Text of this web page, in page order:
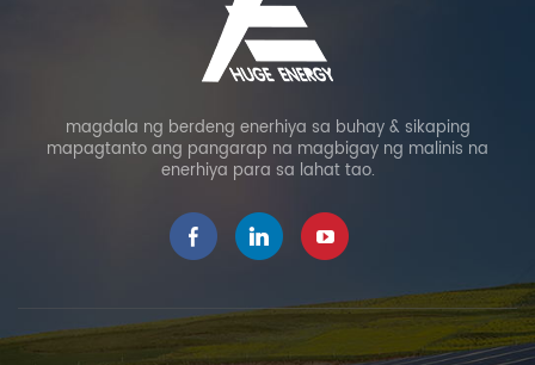
magdala ng berdeng enerhiya sa buhay & sikaping
mapagtanto ang pangarap na magbigay ng malinis na
enerhiya para sa lahat tao.